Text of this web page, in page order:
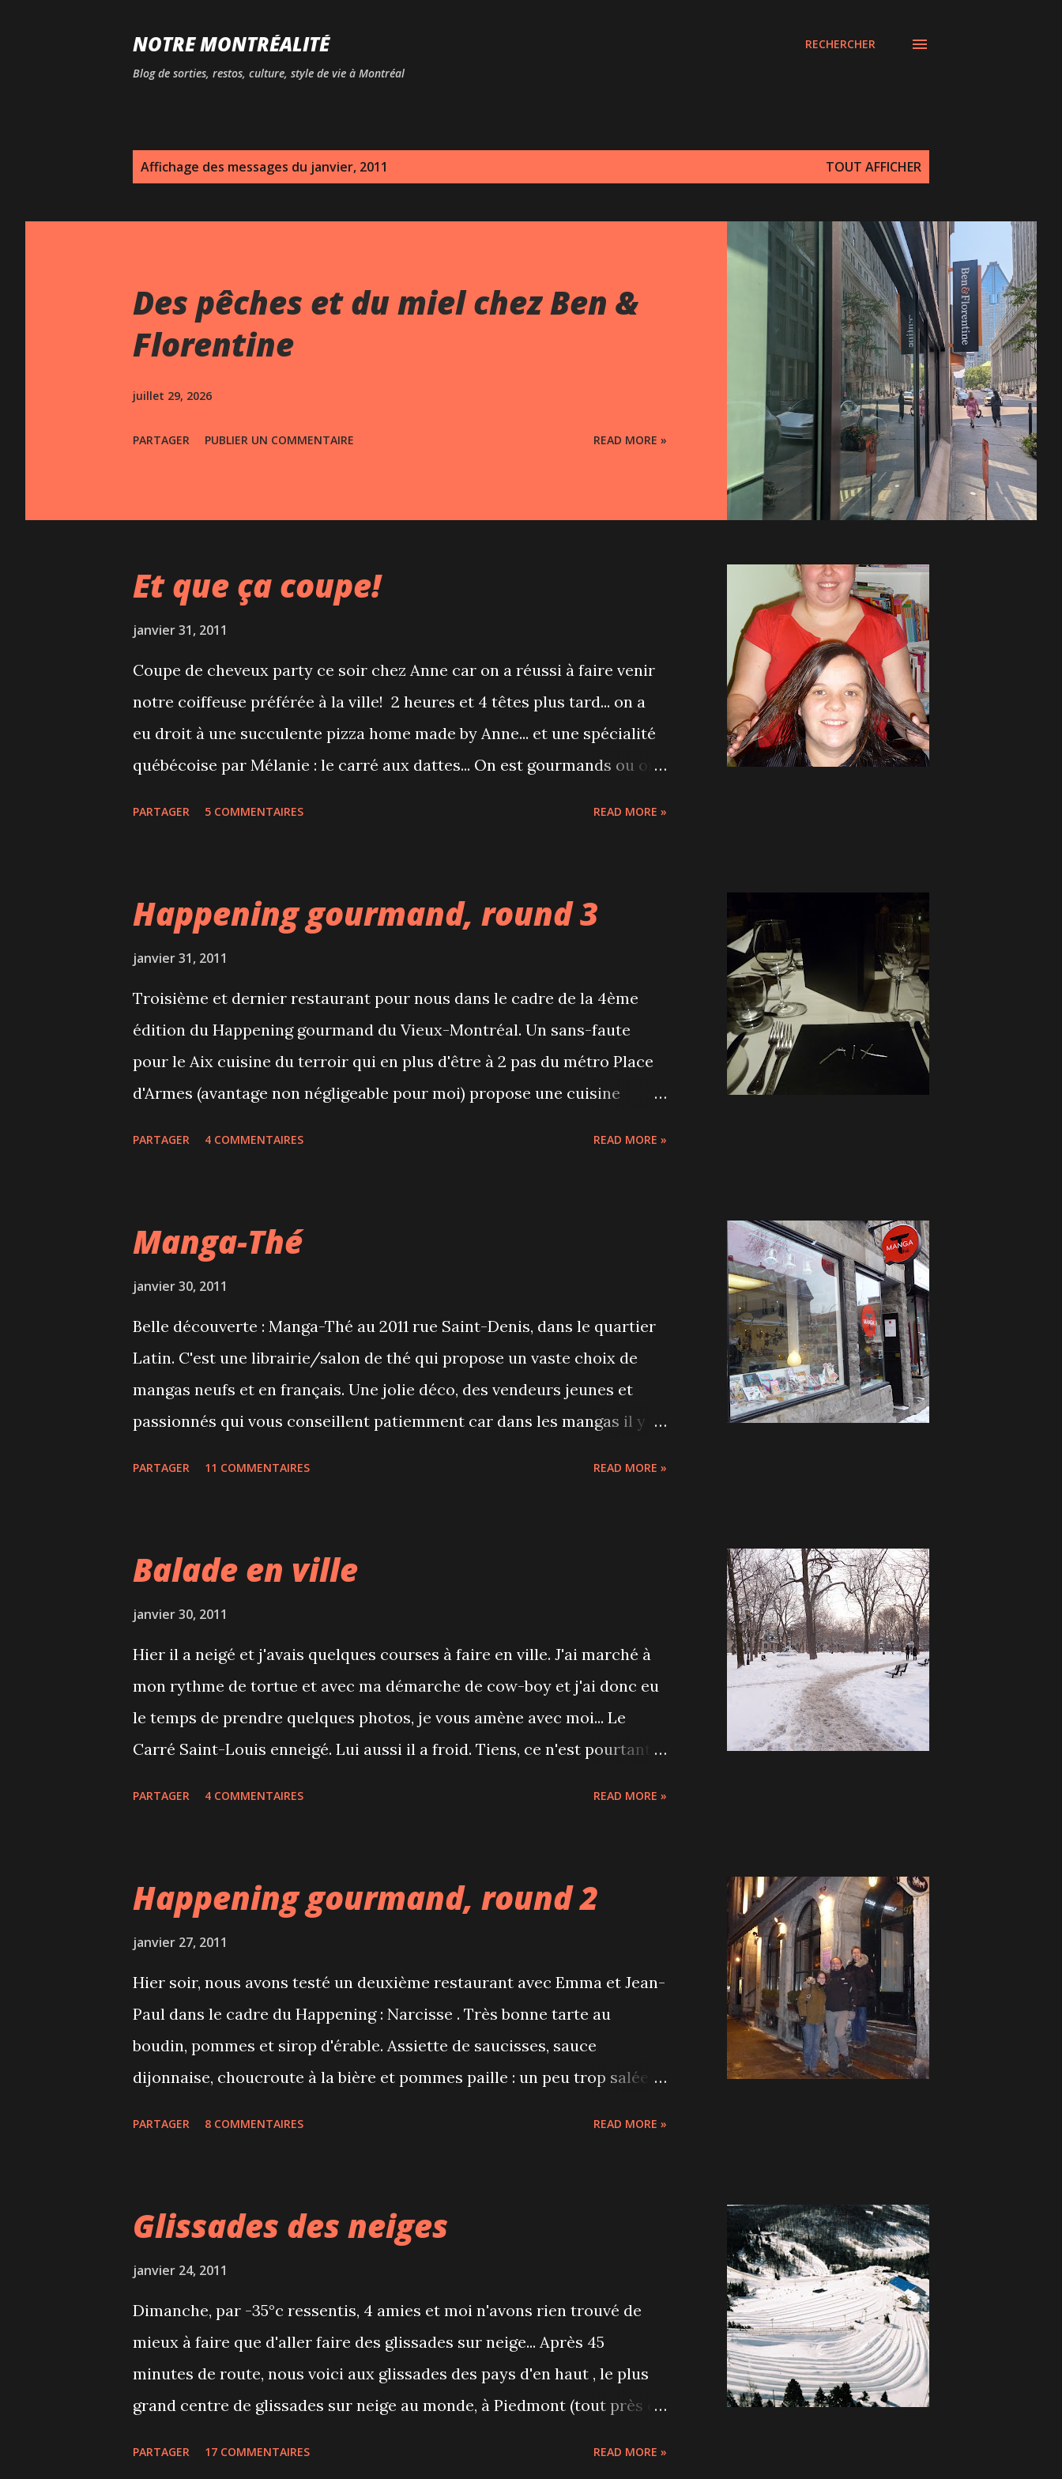
NOTRE MONTRÉALITÉ
Blog de sorties, restos, culture, style de vie à Montréal
RECHERCHER
s
Affichage des messages du janvier, 2011 TOUT AFFICHER
Des pêches et du miel chez Ben &
Florentine
juillet 29, 2026
PARTAGER PUBLIER UN COMMENTAIRE READ MORE »
Et que ça coupe!
janvier 31, 2011
Coupe de cheveux party ce soir chez Anne car on a réussi à faire venir
notre coiffeuse préférée à la ville! 2 heures et 4 têtes plus tard... on a
eu droit à une succulente pizza home made by Anne... et une spécialité
québécoise par Mélanie : le carré aux dattes... On est gourmands ou on
PARTAGER 5 COMMENTAIRES READ MORE »
Happening gourmand, round 3
janvier 31, 2011
Troisième et dernier restaurant pour nous dans le cadre de la 4ème
édition du Happening gourmand du Vieux-Montréal. Un sans-faute
pour le Aix cuisine du terroir qui en plus d'être à 2 pas du métro Place
d'Armes (avantage non négligeable pour moi) propose une cuisine
haricots coco Crème brulée aux bleuets et financier.
PARTAGER 4 COMMENTAIRES READ MORE »
Manga-Thé
janvier 30, 2011
Belle découverte : Manga-Thé au 2011 rue Saint-Denis, dans le quartier
Latin. C'est une librairie/salon de thé qui propose un vaste choix de
mangas neufs et en français. Une jolie déco, des vendeurs jeunes et
passionnés qui vous conseillent patiemment car dans les mangas il y
japonaise et 1h15 de lecture. Le problème avec les mangas c'est que ce
sont des séries et le mien m'a tellement plu qu'il va falloir que j'y
PARTAGER 11 COMMENTAIRES READ MORE »
Balade en ville
janvier 30, 2011
Hier il a neigé et j'avais quelques courses à faire en ville. J'ai marché à
mon rythme de tortue et avec ma démarche de cow-boy et j'ai donc eu
le temps de prendre quelques photos, je vous amène avec moi... Le
Carré Saint-Louis enneigé. Lui aussi il a froid. Tiens, ce n'est pourtant
avant de se coucher, une petite phrase à méditer... ou pas!
PARTAGER 4 COMMENTAIRES READ MORE »
Happening gourmand, round 2
janvier 27, 2011
Hier soir, nous avons testé un deuxième restaurant avec Emma et Jean-
Paul dans le cadre du Happening : Narcisse . Très bonne tarte au
boudin, pommes et sirop d'érable. Assiette de saucisses, sauce
dijonnaise, choucroute à la bière et pommes paille : un peu trop salée
ces prix attractifs.
PARTAGER 8 COMMENTAIRES READ MORE »
Glissades des neiges
janvier 24, 2011
Dimanche, par -35°c ressentis, 4 amies et moi n'avons rien trouvé de
mieux à faire que d'aller faire des glissades sur neige... Après 45
minutes de route, nous voici aux glissades des pays d'en haut , le plus
grand centre de glissades sur neige au monde, à Piedmont (tout près de
PARTAGER 17 COMMENTAIRES READ MORE »